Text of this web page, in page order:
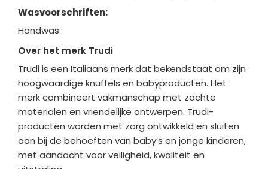
Wasvoorschriften:
Handwas
Over het merk Trudi
Trudi is een Italiaans merk dat bekendstaat om zijn
hoogwaardige knuffels en babyproducten. Het
merk combineert vakmanschap met zachte
materialen en vriendelijke ontwerpen. Trudi-
producten worden met zorg ontwikkeld en sluiten
aan bij de behoeften van baby’s en jonge kinderen,
met aandacht voor veiligheid, kwaliteit en